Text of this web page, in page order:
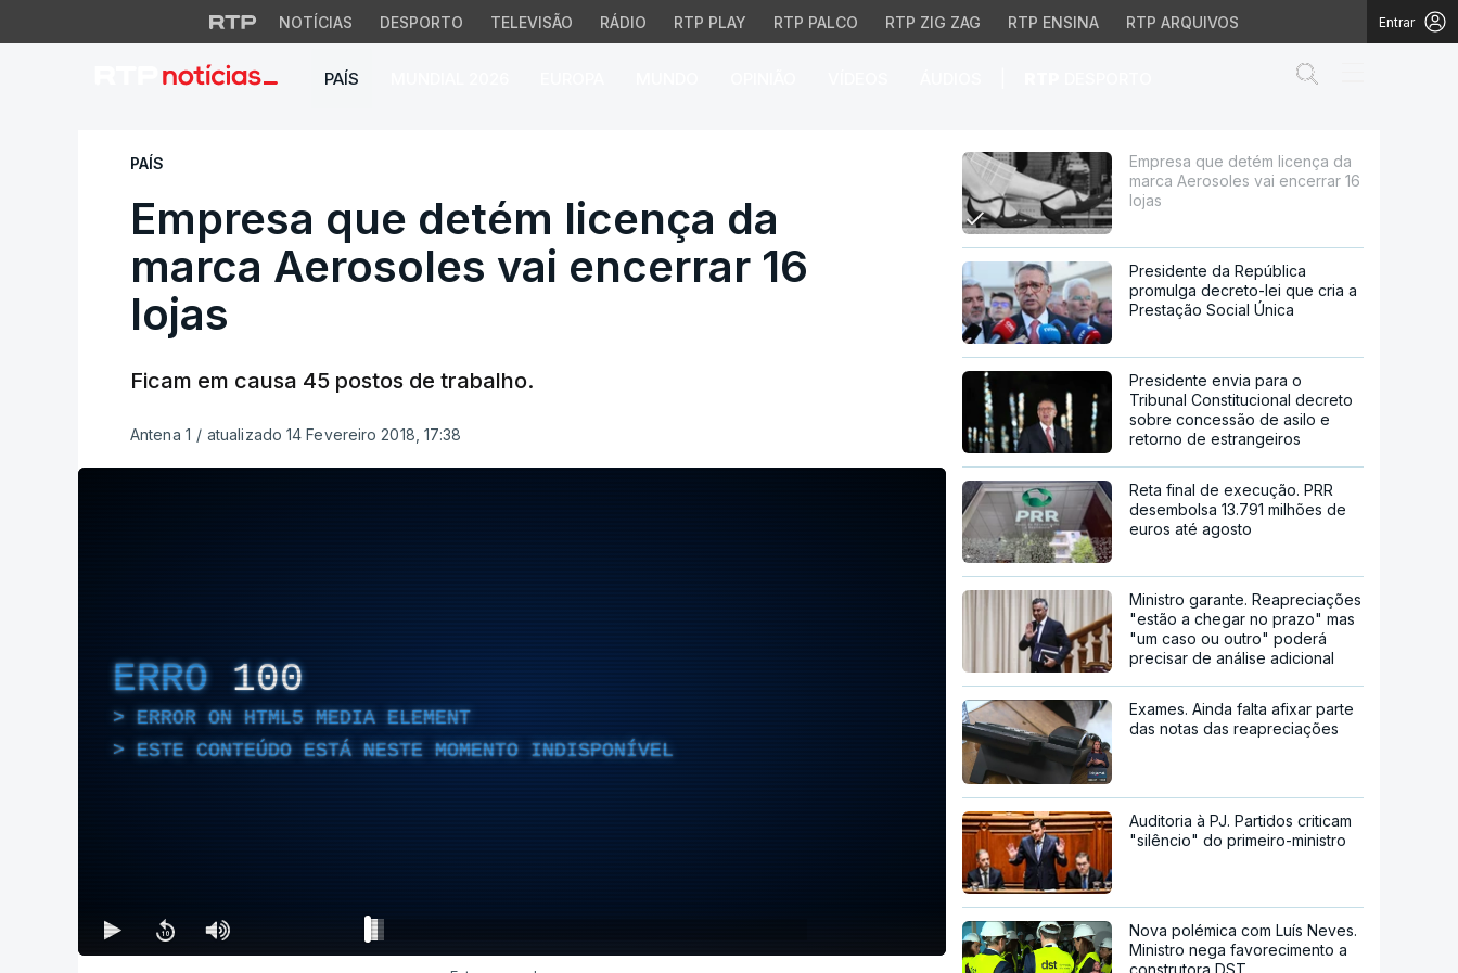
NOTÍCIAS DESPORTO TELEVISÃO RÁDIO RTP PLAY RTP PALCO RTP ZIG ZAG RTP ENSINA RTP ARQUIVOS Entrar
PAÍS
Empresa que detém licença da marca Aerosoles vai encerrar 16
PAÍS
Empresa que detém licença da
marca Aerosoles vai encerrar 16
lojas
Ficam em causa 45 postos de trabalho.
Antena 1 / atualizado 14 Fevereiro 2018, 17:38
ERRO 100
ERROR ON HTML5 MEDIA ELEMENT
ESTE CONTEÚDO ESTÁ NESTE MOMENTO INDISPONÍVEL
Empresa que detém licença da
marca Aerosoles vai encerrar 16
lojas
Presidente da República
promulga decreto-lei que cria a
Prestação Social Única
Presidente envia para o
Tribunal Constitucional decreto
sobre concessão de asilo e
retorno de estrangeiros
Reta final de execução. PRR
desembolsa 13.791 milhões de
euros até agosto
Ministro garante. Reapreciações
"estão a chegar no prazo" mas
"um caso ou outro" poderá
precisar de análise adicional
Exames. Ainda falta afixar parte
das notas das reapreciações
Auditoria à PJ. Partidos criticam
"silêncio" do primeiro-ministro
Nova polémica com Luís Neves.
Ministro nega favorecimento a
construtora DST